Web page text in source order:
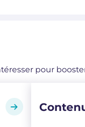
pour